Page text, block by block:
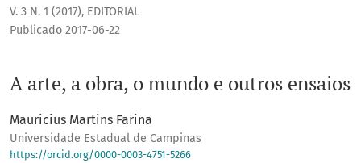
V. 3 N. 1 (2017), EDITORIAL
A arte, a obra, o mundo e outros ensaios
Publicado 2017-06-22
Mauricius Martins Farina
Universidade Estadual de Campinas
https://orcid.org/0000-0003-4751-5266